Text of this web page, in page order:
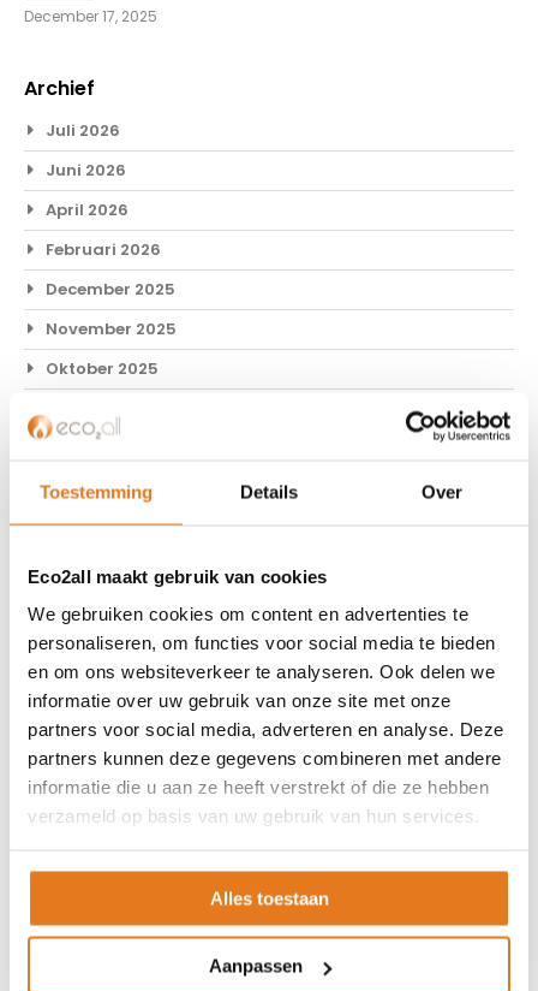
Toestemming Details Over
Eco2all maakt gebruik van cookies
We gebruiken cookies om content en advertenties te
personaliseren, om functies voor social media te bieden
en om ons websiteverkeer te analyseren. Ook delen we
informatie over uw gebruik van onze site met onze
partners voor social media, adverteren en analyse. Deze
partners kunnen deze gegevens combineren met andere
informatie die u aan ze heeft verstrekt of die ze hebben
verzameld op basis van uw gebruik van hun services.
Alles toestaan
Aanpassen
December 17, 2025
Archief
Juli 2026
Juni 2026
April 2026
Februari 2026
December 2025
November 2025
Oktober 2025
Augustus 2025
Juli 2025
Juni 2025
Mei 2025
April 2025
Februari 2025
December 2024
November 2024
Oktober 2024
September 2024
Juni 2024